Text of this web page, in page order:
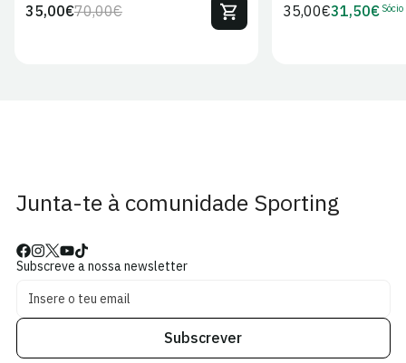
Preço
70,00€Preço
35,00€
Preço
35,00€Preço
31,50€ Sócio
Junta-te à comunidade Sporting
Subscreve a nossa newsletter
Subscrever